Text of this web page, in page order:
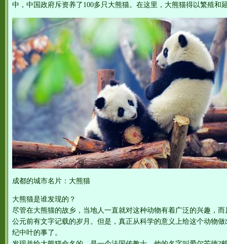
中，中国政府斥资养了100多只大熊猫。在这里，大熊猫得以繁殖和
成都的城市名片：大熊猫
大熊猫是谁发现的？
尽管在大熊猫的故乡，当地人一直就对这种动物有着广泛的兴趣，
公元前有文字记载的岁月。但是，真正从科学的意义上给这个动物
纪中叶的事了。